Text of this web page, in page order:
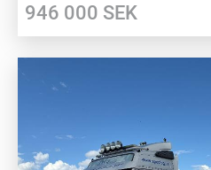
946 000 SEK